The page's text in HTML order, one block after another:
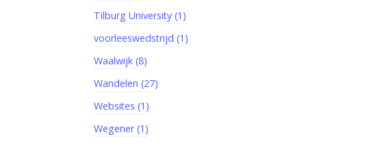
Tilburg University (1)
voorleeswedstrijd (1)
Waalwijk (8)
Wandelen (27)
Websites (1)
Wegener (1)